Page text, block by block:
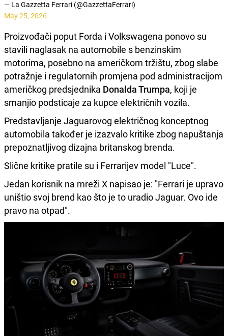
— La Gazzetta Ferrari (@GazzettaFerrari)
May 25, 2026
Proizvođači poput Forda i Volkswagena ponovo su
stavili naglasak na automobile s benzinskim
motorima, posebno na američkom tržištu, zbog slabe
potražnje i regulatornih promjena pod administracijom
američkog predsjednika Donalda Trumpa, koji je
smanjio podsticaje za kupce električnih vozila.
Predstavljanje Jaguarovog električnog konceptnog
automobila također je izazvalo kritike zbog napuštanja
prepoznatljivog dizajna britanskog brenda.
Slične kritike pratile su i Ferrarijev model "Luce".
Jedan korisnik na mreži X napisao je: "Ferrari je upravo
uništio svoj brend kao što je to uradio Jaguar. Ovo ide
pravo na otpad".